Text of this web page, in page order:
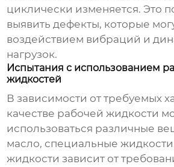
циклически изменяется. Это
выявить дефекты, которые
воздействием вибраций и
нагрузок.
Испытания с использованием
жидкостей
В зависимости от требуемых
качестве рабочей жидкости
использоваться различные
масло, специальные
жидкости зависит от